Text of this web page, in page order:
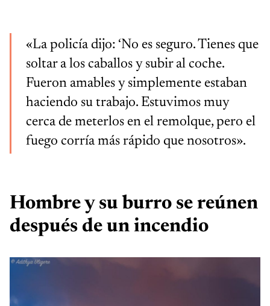
«La policía dijo: ‘No es seguro. Tienes que
soltar a los caballos y subir al coche.
Fueron amables y simplemente estaban
haciendo su trabajo. Estuvimos muy
cerca de meterlos en el remolque, pero el
fuego corría más rápido que nosotros».
Hombre y su burro se reúnen
después de un incendio